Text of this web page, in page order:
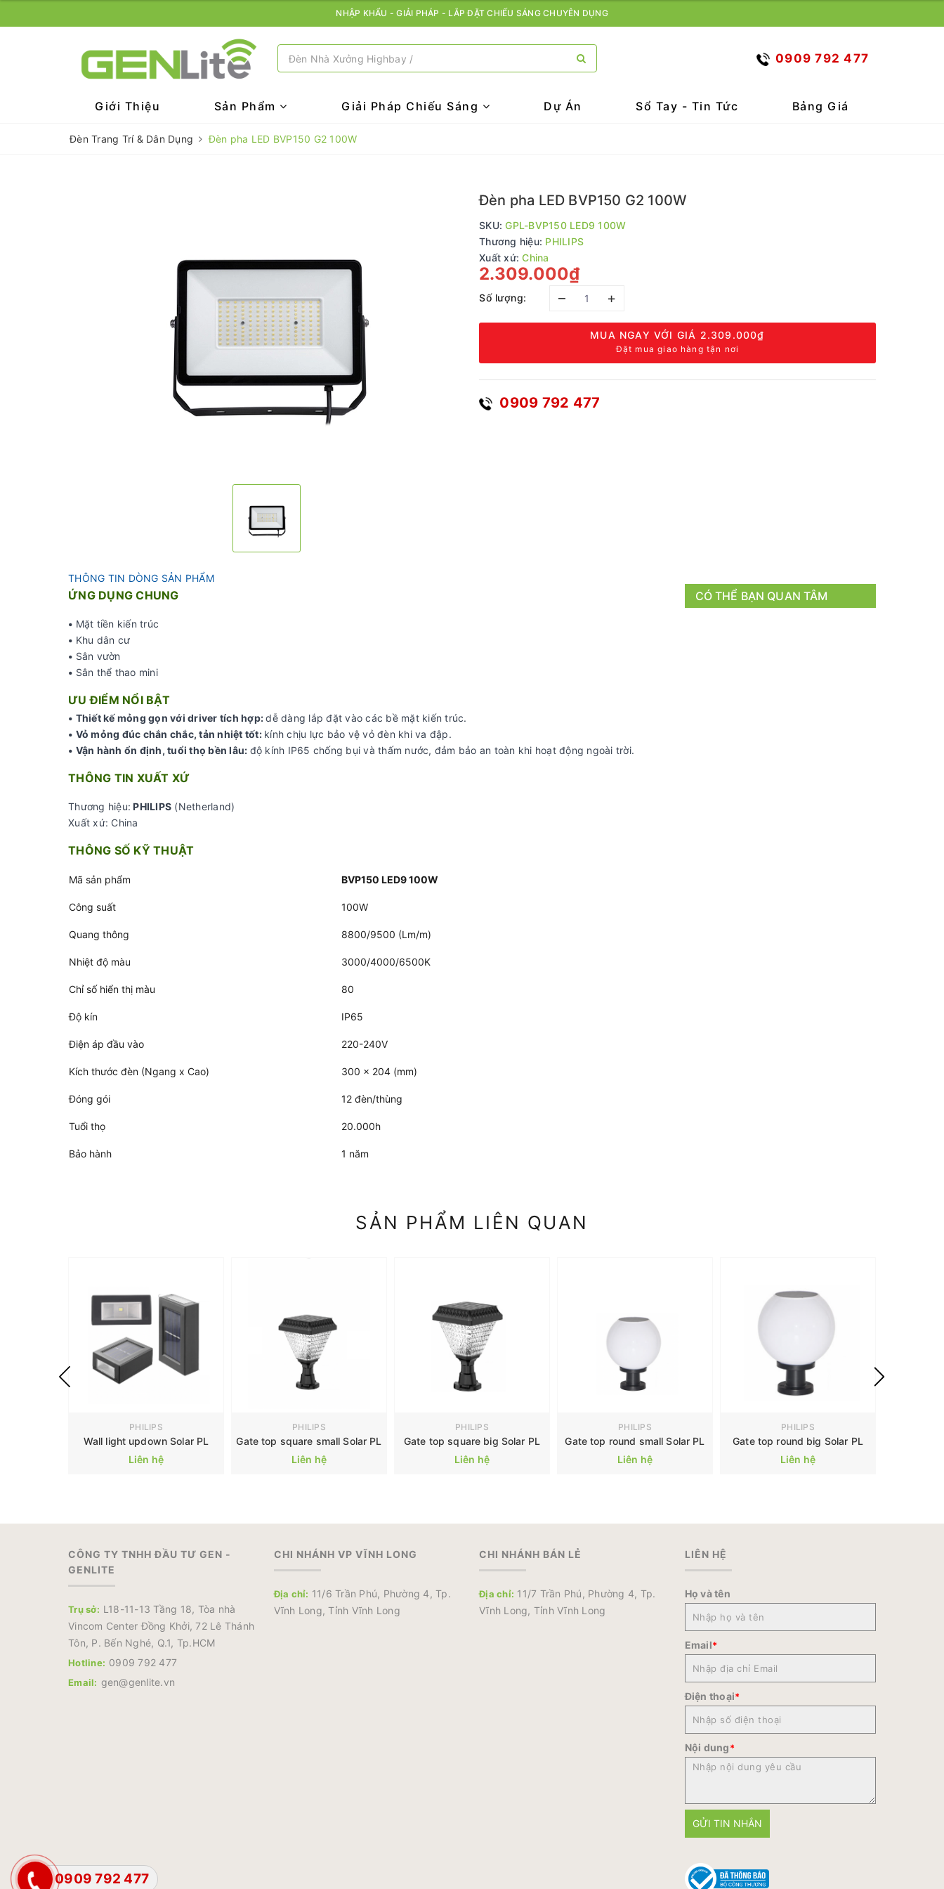
NHẬP KHẨU - GIẢI PHÁP - LẮP ĐẶT CHIẾU SÁNG CHUYÊN DỤNG
0909 792 477
Giới Thiệu Sản Phẩm Giải Pháp Chiếu Sáng Dự Án Sổ Tay - Tin Tức Bảng Giá
Đèn Trang Trí & Dân Dụng Đèn pha LED BVP150 G2 100W
Đèn pha LED BVP150 G2 100W
SKU:GPL-BVP150 LED9 100W
Thương hiệu: PHILIPS
Xuất xứ:China
2.309.000₫
Số lượng: – +
MUA NGAY VỚI GIÁ 2.309.000₫
Đặt mua giao hàng tận nơi
0909 792 477
THÔNG TIN DÒNG SẢN PHẨM
ỨNG DỤNG CHUNG
• Mặt tiền kiến trúc
• Khu dân cư
• Sân vườn
• Sân thể thao mini
ƯU ĐIỂM NỔI BẬT
• Thiết kế mỏng gọn với driver tích hợp:dễ dàng lắp đặt vào các bề mặt kiến trúc.
• Vỏ mỏng đúc chắn chắc, tản nhiệt tốt: kính chịu lực bảo vệ vỏ đèn khi va đập.
• Vận hành ổn định, tuổi thọ bền lâu: độ kính IP65 chống bụi và thấm nước, đảm bảo an toàn khi hoạt động ngoài trời.
THÔNG TIN XUẤT XỨ
Thương hiệu: PHILIPS (Netherland)
Xuất xứ: China
THÔNG SỐ KỸ THUẬT
Mã sản phẩm BVP150 LED9 100W
Công suất 100W
Quang thông 8800/9500 (Lm/m)
Nhiệt độ màu 3000/4000/6500K
Chỉ số hiển thị màu 80
Độ kín IP65
Điện áp đầu vào 220-240V
Kích thước đèn (Ngang x Cao) 300 x 204 (mm)
Đóng gói 12 đèn/thùng
Tuổi thọ 20.000h
Bảo hành 1 năm
CÓ THỂ BẠN QUAN TÂM
SẢN PHẨM LIÊN QUAN
PHILIPS
Wall light updown Solar PL
Liên hệ
PHILIPS
Gate top square small Solar PL
Liên hệ
PHILIPS
Gate top square big Solar PL
Liên hệ
PHILIPS
Gate top round small Solar PL
Liên hệ
PHILIPS
Gate top round big Solar PL
Liên hệ
CÔNG TY TNHH ĐẦU TƯ GEN -
GENLITE
Trụ sở: L18-11-13 Tầng 18, Tòa nhà
Vincom Center Đồng Khởi, 72 Lê Thánh
Tôn, P. Bến Nghé, Q.1, Tp.HCM
Hotline: 0909 792 477
Email: gen@genlite.vn
CHI NHÁNH VP VĨNH LONG
Địa chỉ: 11/6 Trần Phú, Phường 4, Tp.
Vĩnh Long, Tỉnh Vĩnh Long
CHI NHÁNH BÁN LẺ
Địa chỉ: 11/7 Trần Phú, Phường 4, Tp.
Vĩnh Long, Tỉnh Vĩnh Long
LIÊN HỆ
Họ và tên
Email*
Điện thoại*
Nội dung*
GỬI TIN NHẮN
0909 792 477